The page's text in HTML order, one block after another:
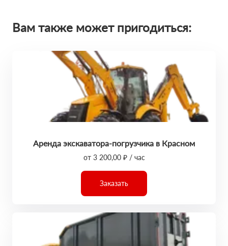
Вам также может пригодиться:
Аренда экскаватора-погрузчика в Красном
от 3 200,00 ₽ / час
Заказать